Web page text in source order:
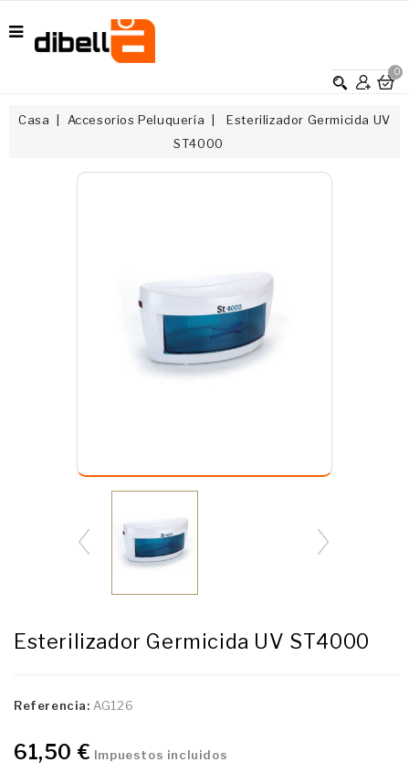
0
Casa Accesorios Peluquería
Esterilizador Germicida UV
ST4000
Esterilizador Germicida UV ST4000
Referencia: AG126
61,50 € Impuestos incluidos